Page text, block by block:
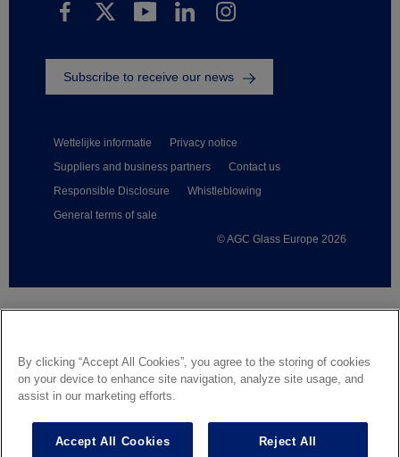
© AGC Glass Europe 2026
Wettelijke informatie
Privacy notice
Suppliers and business partners
Contact us
Responsible Disclosure
Whistleblowing
General terms of sale
Subscribe to receive our news
By clicking “Accept All Cookies”, you agree to the storing of cookies
on your device to enhance site navigation, analyze site usage, and
assist in our marketing efforts.
Accept All Cookies Reject All